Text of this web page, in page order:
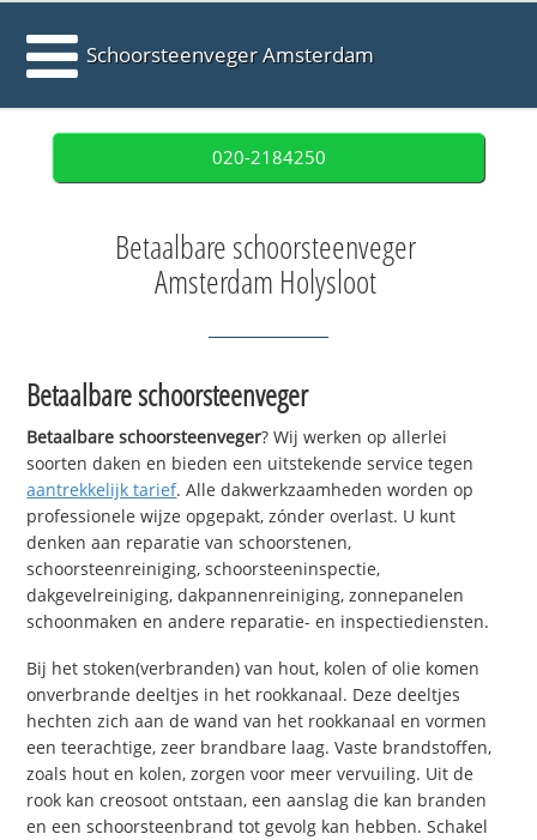
Schoorsteenveger Amsterdam
020-2184250
Betaalbare schoorsteenveger
Amsterdam Holysloot
Betaalbare schoorsteenveger
Betaalbare schoorsteenveger? Wij werken op allerlei
soorten daken en bieden een uitstekende service tegen
aantrekkelijk tarief. Alle dakwerkzaamheden worden op
professionele wijze opgepakt, zónder overlast. U kunt
denken aan reparatie van schoorstenen,
schoorsteenreiniging, schoorsteeninspectie,
dakgevelreiniging, dakpannenreiniging, zonnepanelen
schoonmaken en andere reparatie- en inspectiediensten.
Bij het stoken(verbranden) van hout, kolen of olie komen
onverbrande deeltjes in het rookkanaal. Deze deeltjes
hechten zich aan de wand van het rookkanaal en vormen
een teerachtige, zeer brandbare laag. Vaste brandstoffen,
zoals hout en kolen, zorgen voor meer vervuiling. Uit de
rook kan creosoot ontstaan, een aanslag die kan branden
en een schoorsteenbrand tot gevolg kan hebben. Schakel